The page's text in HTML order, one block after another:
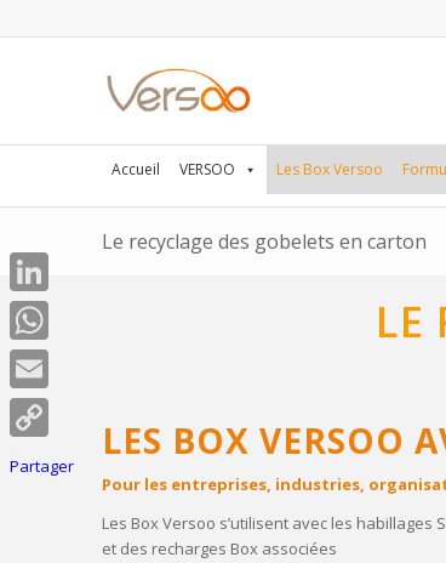
Accueil VERSOO Les Box Versoo
Le recyclage des gobelets en carton
LE
LES BOX VERSOO
Pour les entreprises, industries,
Les Box Versoo s’utilisent avec les habillages
et des recharges Box associées
LinkedIn
WhatsApp
Email
Copy
Partager